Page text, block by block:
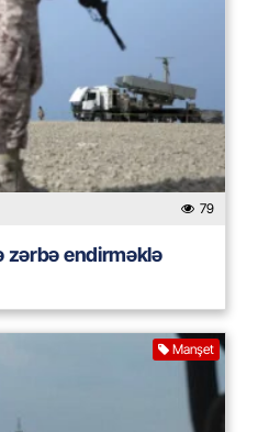
79
zərbə endirməklə
Manşet